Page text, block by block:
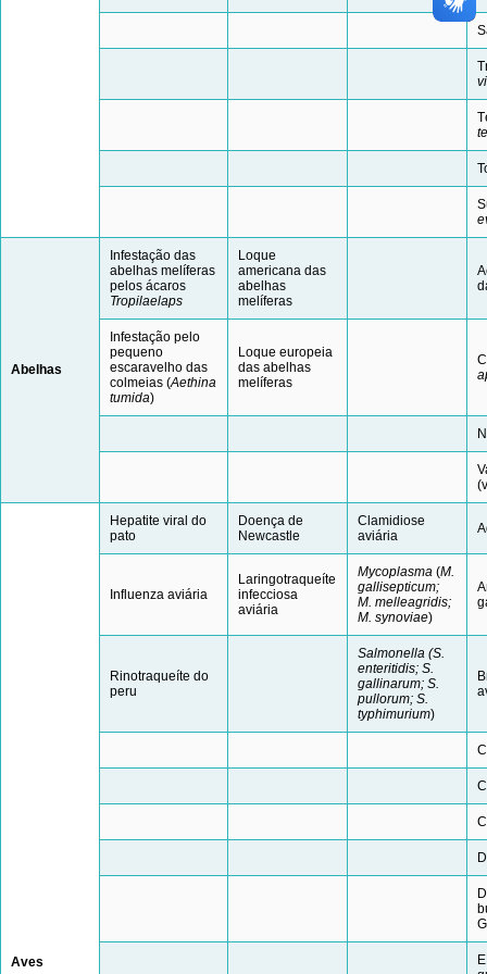
Abelhas
Infestação das
abelhas melíferas
pelos ácaros
Tropilaelaps
Loque
americana das
abelhas
melíferas
Infestação pelo
pequeno
escaravelho das
colmeias (Aethina
tumida)
Loque europeia
das abelhas
melíferas
Aves
Hepatite viral do
pato
Doença de
Newcastle
Clamidiose
aviária
Influenza aviária
Laringotraqueíte
infecciosa
aviária
Mycoplasma (M.
gallisepticum;
M. melleagridis;
M. synoviae)
Rinotraqueíte do
peru
Salmonella (S.
enteritidis; S.
gallinarum; S.
pullorum; S.
typhimurium)